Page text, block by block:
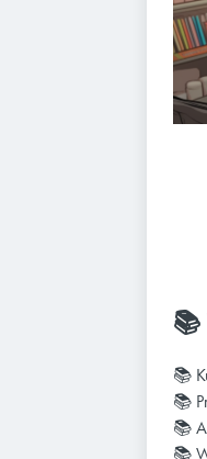
📚
📚
📚
📚
📚